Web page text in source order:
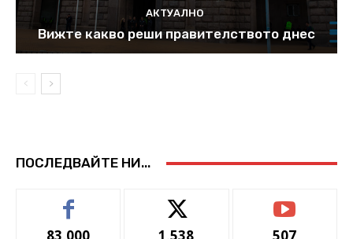
АКТУАЛНО
Вижте какво реши правителството днес
ПОСЛЕДВАЙТЕ НИ...